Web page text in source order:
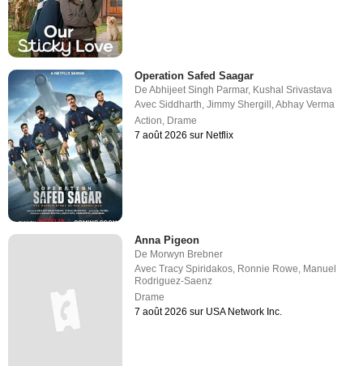
Operation Safed Saagar
DeAbhijeet Singh Parmar, Kushal Srivastava
AvecSiddharth,Jimmy Shergill ,Abhay Verma
Action, Drame
7 août 2026 sur Netflix
Anna Pigeon
De Morwyn Brebner
AvecTracy Spiridakos, Ronnie Rowe, Manuel
Rodriguez-Saenz
Drame
7 août 2026 sur USA Network Inc.